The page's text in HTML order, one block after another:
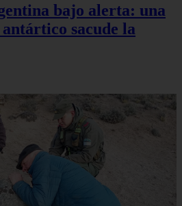
bajo alerta: una
sacude la